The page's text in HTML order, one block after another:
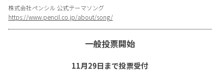
株式会社ペンシル 公式テーマソング
https://www.pencil.co.jp/about/song/
一般投票開始
11月29日まで投票受付